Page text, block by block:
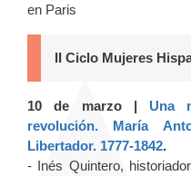
en Paris
II Ciclo Mujeres
10 de marzo | Una
revolución. María
Libertador. 1777-1842.
- Inés Quintero,